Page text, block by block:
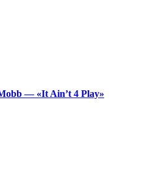
— «It Ain’t 4 Play»